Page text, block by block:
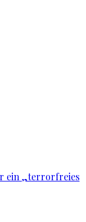
ein „terrorfreies